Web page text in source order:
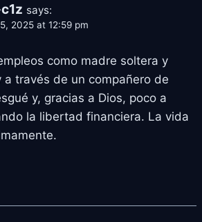
says:
2025 at 12:59 pm
como madre soltera y
a través de un compañero de
y, gracias a Dios, poco a
la libertad financiera. La vida